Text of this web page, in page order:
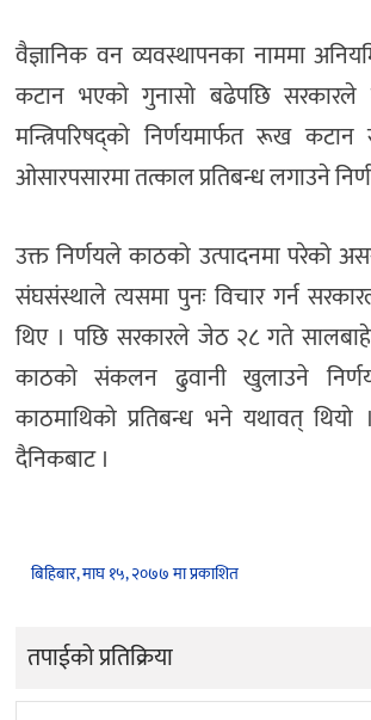
वैज्ञानिक वन व्यवस्थापनका नाममा
कटान भएको गुनासो बढेपछि
मन्त्रिपरिषद्को निर्णयमार्फत रूख
ओसारपसारमा तत्काल प्रतिबन्ध लगाउने
उक्त निर्णयले काठको उत्पादनमा परेको
संघसंस्थाले त्यसमा पुनः विचार गर्न
थिए । पछि सरकारले जेठ २८ गते
काठको संकलन ढुवानी खुलाउने
काठमाथिको प्रतिबन्ध भने यथावत् थियो ।
दैनिकबाट ।
बिहिबार, माघ १५, २०७७ मा प्रकाशित
तपाईको प्रतिक्रिया